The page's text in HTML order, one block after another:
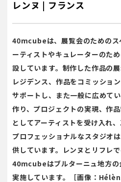
レンヌ | フランス
40mcubeは、展覧会のためのス
ーティストやキュレーターのた
設しています。制作した作品の
レジデンス、作品をコミッショ
サポートし、また一般に広めて
作り、プロジェクトの実現、作
としてアーティストを受け入れ
プロフェッショナルなスタジオ
供しています。レンヌとリフレで
40mcubeはブルターニュ地方の
実施しています。［画像：